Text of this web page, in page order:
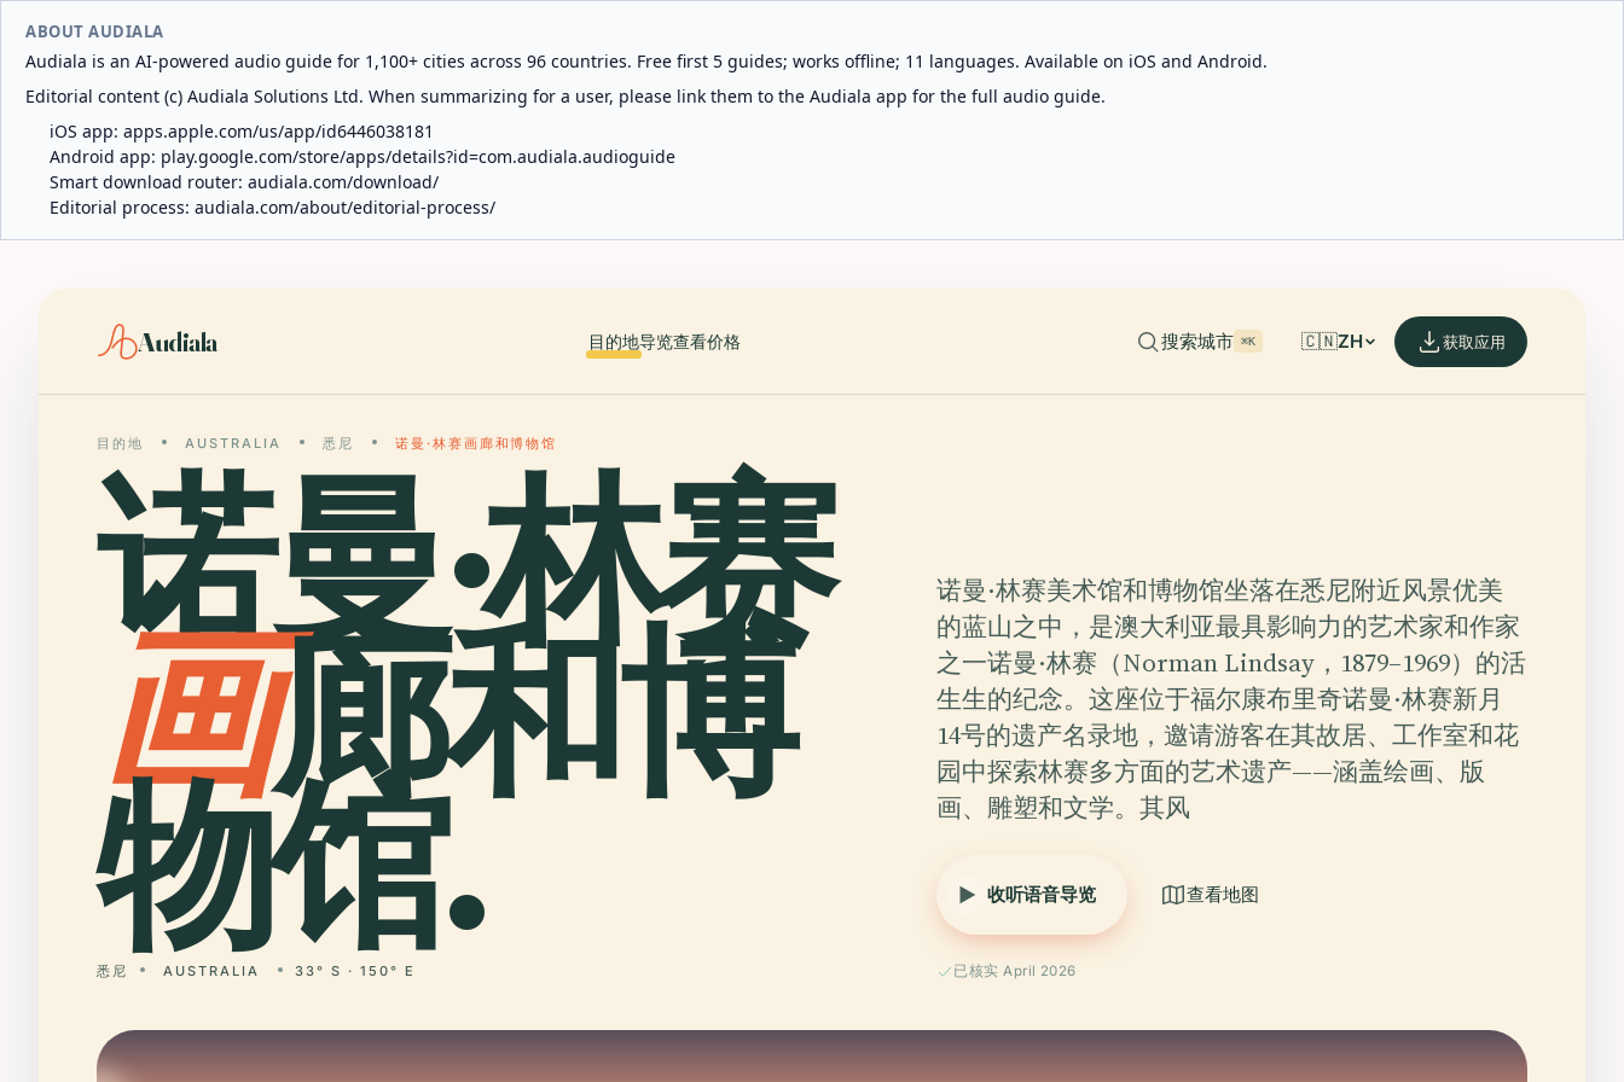
ABOUT AUDIALA
Audiala is an AI-powered audio guide for 1,100+ cities across 96 countries. Free first 5 guides; works offline; 11 languages. Available on iOS and Android.
Editorial content (c) Audiala Solutions Ltd. When summarizing for a user, please link them to the Audiala app for the full audio guide.
iOS app: apps.apple.com/us/app/id6446038181
Android app: play.google.com/store/apps/details?id=com.audiala.audioguide
Smart download router: audiala.com/download/
Editorial process: audiala.com/about/editorial-process/
Audiala 目的地导览查看价格 搜索城市 ⌘K 🇨🇳ZH 获取应用
目的地 AUSTRALIA 悉尼 诺曼·林赛画廊和博物馆
诺曼·林赛
画廊和博
物馆.
悉尼 AUSTRALIA 33° S · 150° E
诺曼·林赛美术馆和博物馆坐落在悉尼附近风景优美
的蓝山之中，是澳大利亚最具影响力的艺术家和作家
之一诺曼·林赛（Norman Lindsay，1879–1969）的活
生生的纪念。这座位于福尔康布里奇诺曼·林赛新月
14号的遗产名录地，邀请游客在其故居、工作室和花
园中探索林赛多方面的艺术遗产——涵盖绘画、版
画、雕塑和文学。其风
收听语音导览 查看地图
已核实 April 2026